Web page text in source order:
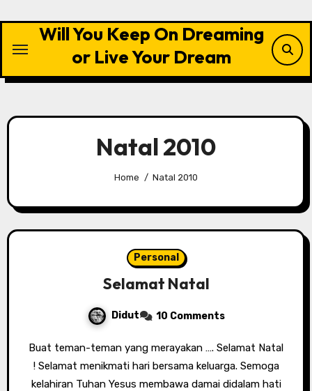
content
Will You Keep On Dreaming
or Live Your Dream
Natal 2010
Home Natal 2010
Personal
Selamat Natal
Didut 10 Comments
Buat teman-teman yang merayakan …. Selamat Natal
! Selamat menikmati hari bersama keluarga. Semoga
kelahiran Tuhan Yesus membawa damai didalam hati